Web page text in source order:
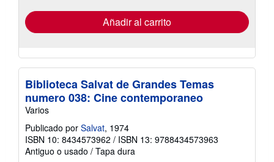
envío
Añadir al carrito
Biblioteca Salvat de Grandes Temas
numero 038: Cine contemporaneo
Varios
Publicado por Salvat, 1974
ISBN 10: 8434573962 / ISBN 13: 9788434573963
Antiguo o usado / Tapa dura